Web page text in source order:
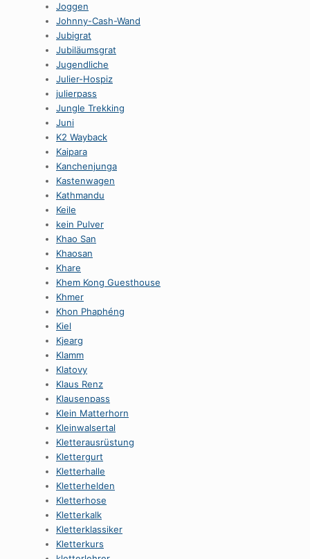
Joggen
Johnny-Cash-Wand
Jubigrat
Jubiläumsgrat
Jugendliche
Julier-Hospiz
julierpass
Jungle Trekking
Juni
K2 Wayback
Kaipara
Kanchenjunga
Kastenwagen
Kathmandu
Keile
kein Pulver
Khao San
Khaosan
Khare
Khem Kong Guesthouse
Khmer
Khon Phaphéng
Kiel
Kjearg
Klamm
Klatovy
Klaus Renz
Klausenpass
Klein Matterhorn
Kleinwalsertal
Kletterausrüstung
Klettergurt
Kletterhalle
Kletterhelden
Kletterhose
Kletterkalk
Kletterklassiker
Kletterkurs